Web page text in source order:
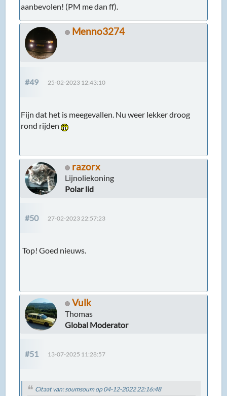
aanbevolen! (PM me dan ff).
Menno3274
#49 25-02-2023 12:43:10
Fijn dat het is meegevallen. Nu weer lekker droog
rond rijden
razorx
Lijnoliekoning
Polar lid
#50 27-02-2023 22:57:23
Top! Goed nieuws.
Vulk
Thomas
Global Moderator
#51 13-07-2025 11:28:57
Citaat van: soumsoum op 04-12-2022 22:16:48